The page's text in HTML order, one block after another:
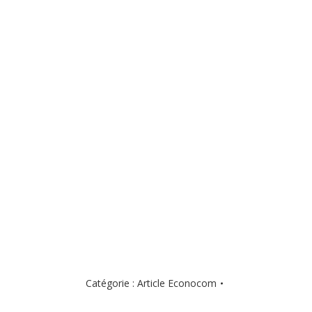
Catégorie : Article Econocom